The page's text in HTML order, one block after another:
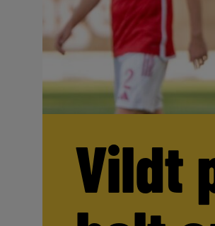
Vildt